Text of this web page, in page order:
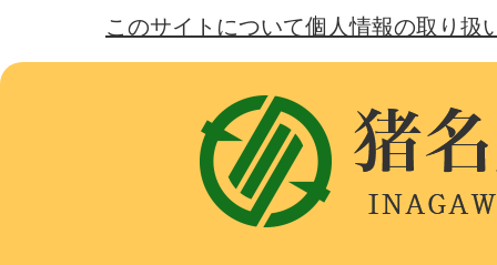
このサイトについて個人情報の取り扱
猪
名
川